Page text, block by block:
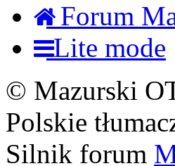
Forum
Lite mode
© Mazurski
Polskie
Silnik forum